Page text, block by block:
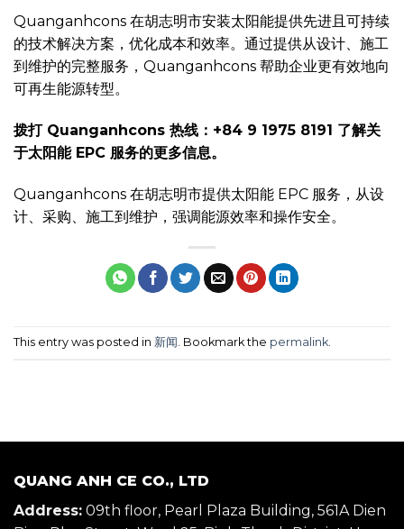
Quanganhcons 在胡志明市安装太阳能提供先进且可持续
的技术解决方案，优化成本和效率。通过提供从设计、施工
到维护的完整服务，Quanganhcons 帮助企业更有效地向
可再生能源转型。
拨打 Quanganhcons 热线：+84 9 1975 8191 了解关
于太阳能 EPC 服务的更多信息。
Quanganhcons 在胡志明市提供太阳能 EPC 服务，从设
计、采购、施工到维护，强调能源效率和操作安全。
This entry was posted in 新闻 . Bookmark the permalink
QUANG ANH CE CO., LTD
Address: 09th floor, Pearl Plaza Building, 561A Dien